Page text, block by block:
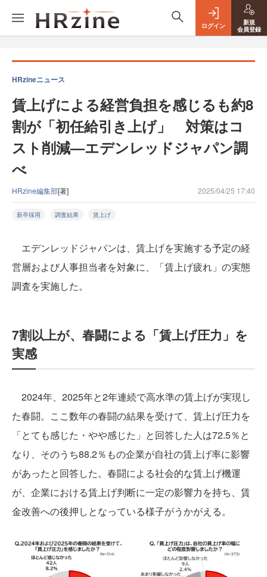
ログイン
新規
会員登録
HRzineニュース
賃上げによる経営負担を感じるも約8
割が「初任給引き上げ」 対策はコ
スト削減—エデンレッドジャパン調
べ
HRzine編集部[著] 2025/04/25 17:40
新卒採用 調査結果 賃上げ
エデンレッドジャパンは、賃上げを実施する予定の経
営層および人事担当者を対象に、「賃上げ疲れ」の実態
調査を実施した。
7割以上が、春闘による「賃上げ圧力」を
実感
2024年、2025年と2年連続で高水準の賃上げが実現し
た春闘。ここ数年の春闘の結果を受けて、賃上げ圧力を
「とても感じた・やや感じた」と回答した人は72.5％と
なり、そのうち88.2％もの企業が自社の賃上げ率に影響
があったと回答した。春闘による社会的な賃上げ機運
が、企業における賃上げ判断に一定の影響力を持ち、賃
金改善への後押しとなっている様子がうかがえる。